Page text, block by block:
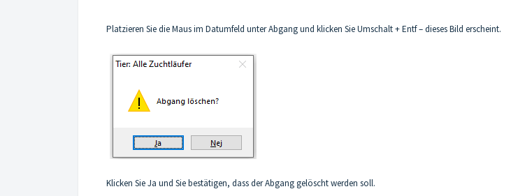
Platzieren Sie die Maus im Datumfeld unter Abgang und klicken Sie Umschalt + Entf – dieses Bild erscheint.
Klicken Sie Ja und Sie bestätigen, dass der Abgang gelöscht werden soll.